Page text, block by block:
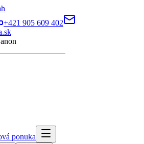
+421 905 609 402
ponuka